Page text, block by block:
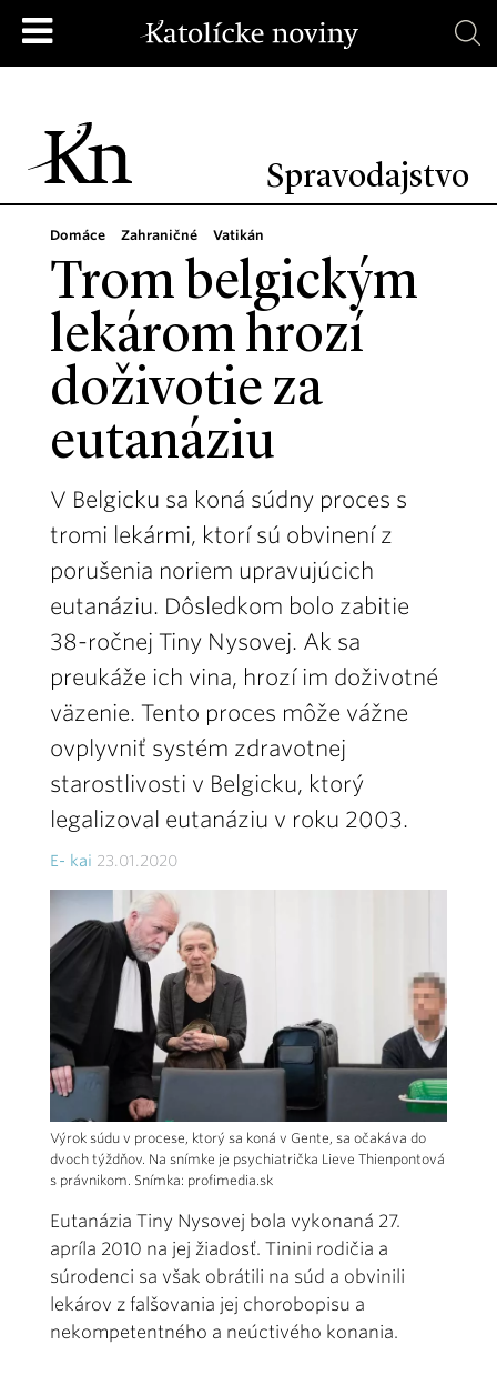
Spravodajstvo
Domáce Zahraničné Vatikán
Trom belgickým
lekárom hrozí
doživotie za
eutanáziu
V Belgicku sa koná súdny proces s
tromi lekármi, ktorí sú obvinení z
porušenia noriem upravujúcich
eutanáziu. Dôsledkom bolo zabitie
38-ročnej Tiny Nysovej. Ak sa
preukáže ich vina, hrozí im doživotné
väzenie. Tento proces môže vážne
ovplyvniť systém zdravotnej
starostlivosti v Belgicku, ktorý
legalizoval eutanáziu v roku 2003.
E- kai 23.01.2020
Výrok súdu v procese, ktorý sa koná v Gente, sa očakáva do
dvoch týždňov. Na snímke je psychiatrička Lieve Thienpontová
s právnikom. Snímka: profimedia.sk
Eutanázia Tiny Nysovej bola vykonaná 27.
apríla 2010 na jej žiadosť. Tinini rodičia a
súrodenci sa však obrátili na súd a obvinili
lekárov z falšovania jej chorobopisu a
nekompetentného a neúctivého konania.